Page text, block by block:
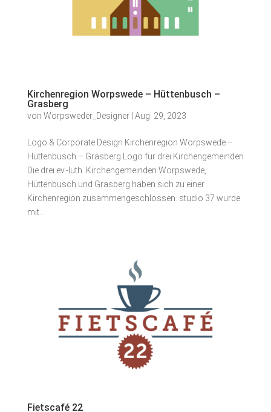
Kirchenregion Worpswede – Hüttenbusch –
Grasberg
von Worpsweder_Designer| Aug. 29, 2023
Logo & Corporate Design Kirchenregion Worpswede –
Hüttenbusch – Grasberg Logo für drei Kirchengemeinden
Die drei ev.-luth. Kirchengemeinden Worpswede,
Hüttenbusch und Grasberg haben sich zu einer
Kirchenregion zusammengeschlossen. studio 37 wurde
mit...
Fietscafé 22